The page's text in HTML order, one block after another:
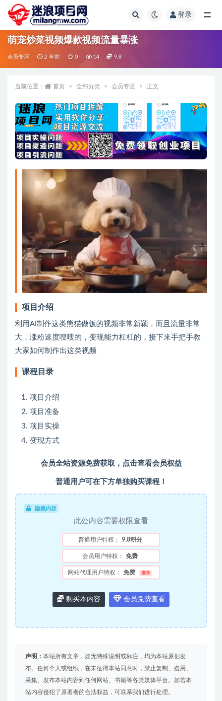
登录
萌宠炒菜视频爆款视频流量暴涨
会员专区 2 年前 0 14 9.8
当前位置： 首页 全部分类 会员专区 正文
项目介绍
利用AI制作这类熊猫做饭的视频非常新颖，而且流量非常
大，涨粉速度嗖嗖的，变现能力杠杠的，接下来手把手教
大家如何制作出这类视频
课程目录
项目介绍
项目准备
项目实操
变现方式
会员全站资源免费获取，点击查看会员权益
普通用户可在下方单独购买课程！
隐藏内容
此处内容需要权限查看
普通用户特权： 9.8积分
会员用户特权： 免费
网站代理用户特权： 免费 推荐
购买本内容 会员免费查看
声明： 本站所有文章，如无特殊说明或标注，均为本站原创发
布。任何个人或组织，在未征得本站同意时，禁止复制、盗用、
采集、发布本站内容到任何网站、书籍等各类媒体平台。如若本
站内容侵犯了原著者的合法权益，可联系我们进行处理。
全部